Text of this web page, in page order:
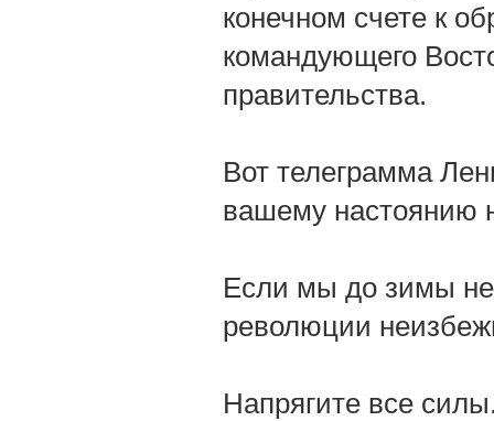
конечном счете к
командующего
правительства.
Вот телеграмма
вашему настоянию
Если мы до зимы
революции
Напрягите все